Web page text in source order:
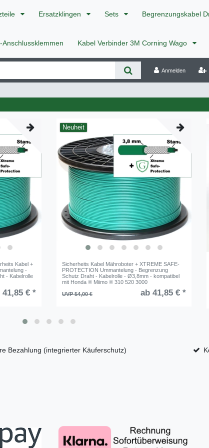
Ersatzklingen Sets Begrenzungskabel
Kabel Verbinder 3M Corning Wago
Anmelden
Kabel +
-
- Kabelrolle
41,85 € *
Neuheit
Sicherheits Kabel Mähroboter + XTREME SAFE-
PROTECTION Ummantelung - Begrenzung
Schutz Draht - Kabelrolle - Ø3,8mm - kompatibel
mit Honda ® Miimo ® 310 520 3000
UVP 54,00 €
ab 41,85 € *
Bezahlung (integrierter Käuferschutz)